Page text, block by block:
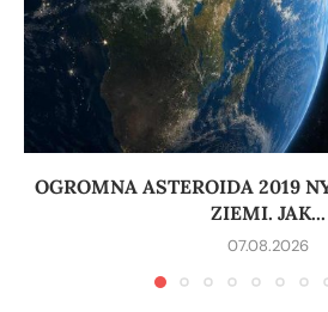
OGROMNA ASTEROIDA 2019
ZIEMI. JAK...
07.08.2026